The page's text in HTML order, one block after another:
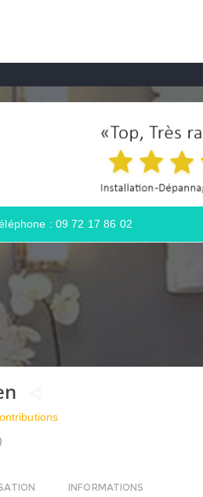
: 09 72 17 86 02
INFORMATIONS